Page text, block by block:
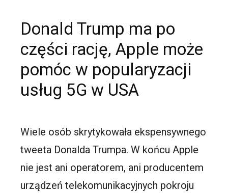
Donald Trump ma po
części rację, Apple może
pomóc w popularyzacji
usług 5G w USA
Wiele osób skrytykowała ekspensywnego
tweeta Donalda Trumpa. W końcu Apple
nie jest ani operatorem, ani producentem
urządzeń telekomunikacyjnych pokroju